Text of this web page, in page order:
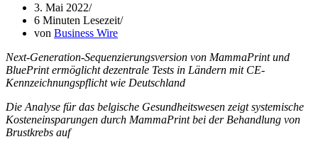
3. Mai 2022
6 Minuten Lesezeit
von Business Wire
Next-Generation-Sequenzierungsversion von MammaPrint und
BluePrint ermöglicht dezentrale Tests in Ländern mit CE-
Kennzeichnungspflicht wie Deutschland
Die Analyse für das belgische Gesundheitswesen zeigt systemische
Kosteneinsparungen durch MammaPrintbei der Behandlung von
Brustkrebs auf